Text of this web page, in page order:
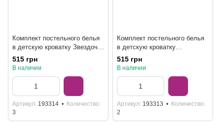
Комплект постельного белья
в детскую кроватку Звездочки
с простыней на резинке, 120 x
60 см
515 грн
В наличии
Артикул 193314
Количество
3
Комплект постельного белья
в детскую кроватку
Медвежонок с крыльями с
простыней на резинке 120х60
515 грн
В наличии
Артикул 193313
Количество
2